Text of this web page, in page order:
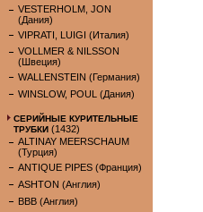
VESTERHOLM, JON
(Дания)
VIPRATI, LUIGI (Италия)
VOLLMER & NILSSON
(Швеция)
WALLENSTEIN (Германия)
WINSLOW, POUL (Дания)
СЕРИЙНЫЕ КУРИТЕЛЬНЫЕ
ТРУБКИ (1432)
ALTINAY MEERSCHAUM
(Турция)
ANTIQUE PIPES (Франция)
ASHTON (Англия)
BBB (Англия)